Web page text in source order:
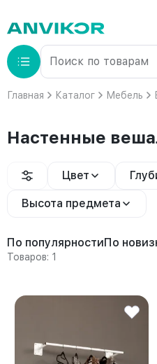
Главная Каталог Мебель
Настенные
Цвет
Высота предмета
По популярностиПо
Товаров: 1